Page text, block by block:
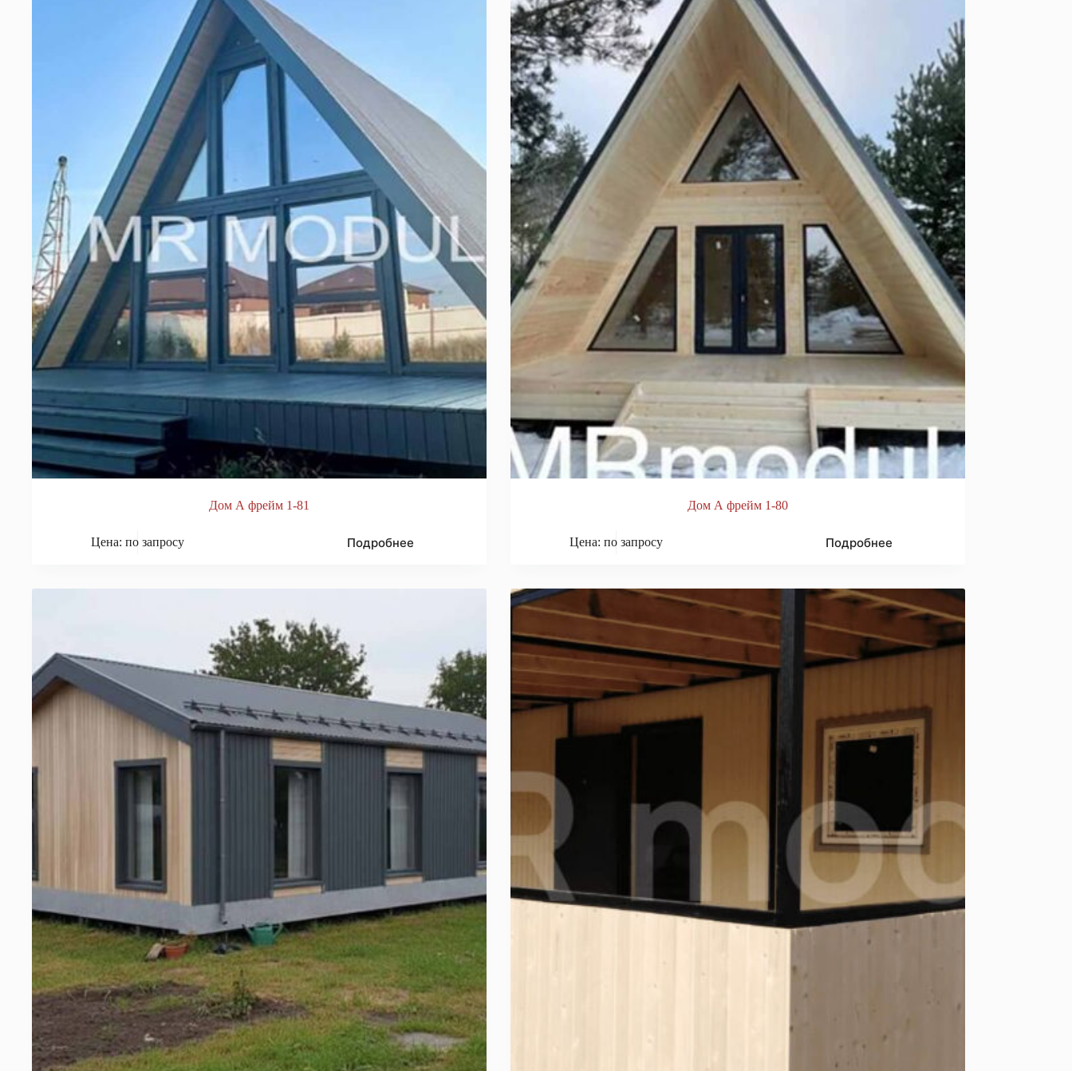
Дом А фрейм 1-81
Цена: по запросу Подробнее
Дом А фрейм 1-80
Цена: по запросу Подробнее